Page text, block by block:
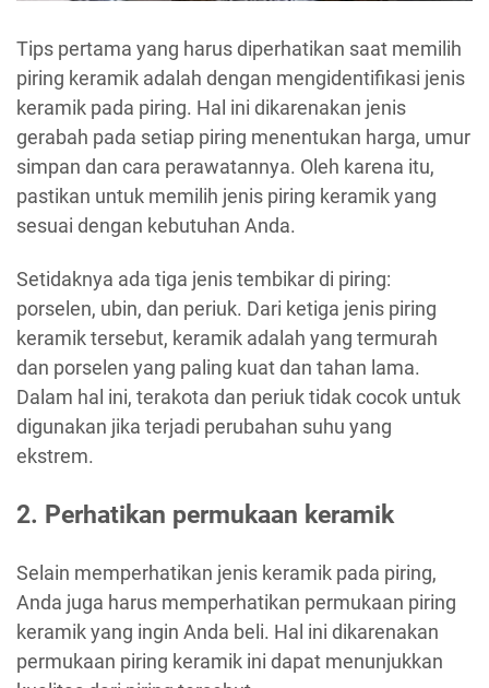
Tips pertama yang harus diperhatikan saat memilih
piring keramik adalah dengan mengidentifikasi jenis
keramik pada piring. Hal ini dikarenakan jenis
gerabah pada setiap piring menentukan harga, umur
simpan dan cara perawatannya. Oleh karena itu,
pastikan untuk memilih jenis piring keramik yang
sesuai dengan kebutuhan Anda.
Setidaknya ada tiga jenis tembikar di piring:
porselen, ubin, dan periuk. Dari ketiga jenis piring
keramik tersebut, keramik adalah yang termurah
dan porselen yang paling kuat dan tahan lama.
Dalam hal ini, terakota dan periuk tidak cocok untuk
digunakan jika terjadi perubahan suhu yang
ekstrem.
2. Perhatikan permukaan keramik
Selain memperhatikan jenis keramik pada piring,
Anda juga harus memperhatikan permukaan piring
keramik yang ingin Anda beli. Hal ini dikarenakan
permukaan piring keramik ini dapat menunjukkan